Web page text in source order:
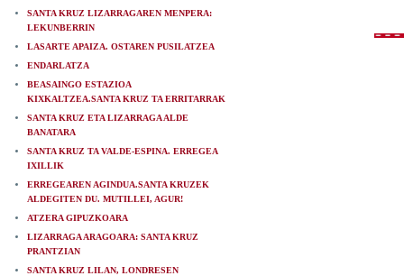
SANTA KRUZ LIZARRAGAREN MENPERA:
LEKUNBERRIN
LASARTE APAIZA. OSTAREN PUSILATZEA
ENDARLATZA
BEASAINGO ESTAZIOA
KIXKALTZEA.SANTA KRUZ TA ERRITARRAK
SANTA KRUZ ETA LIZARRAGA ALDE
BANATARA
SANTA KRUZ TA VALDE-ESPINA. ERREGEA
IXILLIK
ERREGEAREN AGINDUA.SANTA KRUZEK
ALDEGITEN DU. MUTILLEI, AGUR!
ATZERA GIPUZKOARA
LIZARRAGA ARAGOARA: SANTA KRUZ
PRANTZIAN
SANTA KRUZ LILAN, LONDRESEN